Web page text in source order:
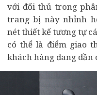
với đối thủ trong
trang bị này nhỉnh
nét thiết kế tương tự
có thể là điểm giao
khách hàng đang dần